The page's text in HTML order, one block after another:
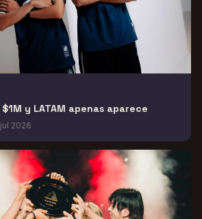
y LATAM apenas aparece
2026